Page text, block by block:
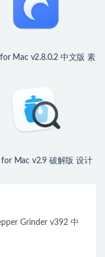
Mac v2.8.0.2 中文版 素
for Mac v2.9 破解版 设计
Grinder v392 中